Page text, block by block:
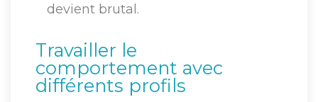
devient brutal.
Travailler le
comportement avec
différents profils